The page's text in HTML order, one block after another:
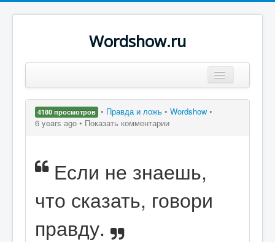
Wordshow.ru
Популярные цитаты
Поиск
4180 просмотров • Правда и ложь • Wordshow •
6 years ago • Показать комментарии
Если не знаешь,
что сказать, говори
правду.